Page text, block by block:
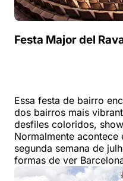
Festa Major del
Essa festa de bairro
dos bairros mais
desfiles coloridos,
Normalmente acontece
segunda semana de
formas de ver